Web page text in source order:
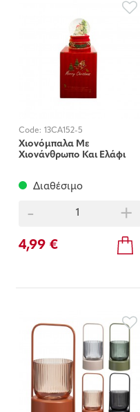
Code: 13CA152-5
Χιονόμπαλα Με
Χιονάνθρωπο Και Ελάφι
Διαθέσιμο
- +
4,99 €